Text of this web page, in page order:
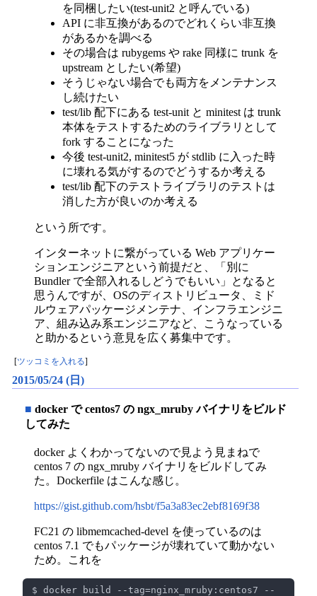
を同梱したい(test-unit2 と呼んでいる)
API に非互換があるのでどれくらい非互換
があるかを調べる
その場合は rubygems や rake 同様に trunk を
upstream としたい(希望)
そうじゃない場合でも両方をメンテナンス
し続けたい
test/lib 配下にある test-unit と minitest は trunk
本体をテストするためのライブラリとして
fork することになった
今後 test-unit2, minitest5 が stdlib に入った時
に壊れる気がするのでどうするか考える
test/lib 配下のテストライブラリのテストは
消した方が良いのか考える
という所です。
インターネットに繋がっている Web アプリケー
ションエンジニアという前提だと、「別に
Bundler で全部入れるしどうでもいい」となると
思うんですが、OSのディストリビュータ、ミド
ルウェアパッケージメンテナ、インフラエンジニ
ア、組み込み系エンジニアなど、こうなっている
と助かるという意見を広く募集中です。
[ツッコミを入れる]
2015/05/24 (日)
■ docker で centos7 の ngx_mruby バイナリをビルド
してみた
docker よくわかってないので見よう見まねで
centos 7 の ngx_mruby バイナリをビルドしてみ
た。Dockerfile はこんな感じ。
https://gist.github.com/hsbt/f5a3a83ec2ebf8169f38
FC21 の libmemcached-devel を使っているのは
centos 7.1 でもパッケージが壊れていて動かない
ため。これを
$ docker build --tag=nginx_mruby:centos7 --